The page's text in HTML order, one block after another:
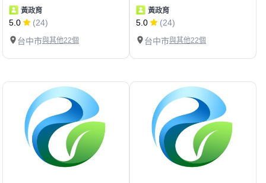
黃政育
5.0
(24)
台中市與其他22個
黃政育
5.0
(24)
台中市與其他22個